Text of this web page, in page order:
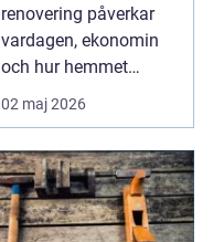
renovering påverkar
vardagen, ekonomin
och hur hemmet
fungerar under l&arin...
02 maj 2026